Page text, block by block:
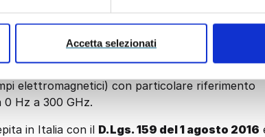
Accetta selezionati
ha abrogato la precedente Direttiva
e di salute relative all’esposizione dei
elettromagnetici) con particolare riferimento
Hz a 300 GHz.
in Italia con il D.Lgs. 159 del 1 agosto 2016